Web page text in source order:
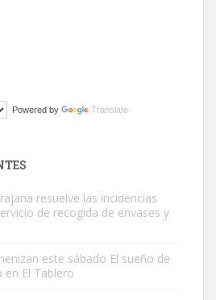
en la calle hace menos de un mes,
Powered by Translate
resuelve las incidencias
de recogida de envases y
este sábado El sueño de
en El Tablero